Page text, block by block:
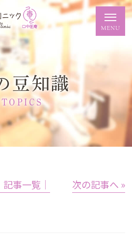
豆知識
TOPICS
記事一覧│ 次の記事へ »